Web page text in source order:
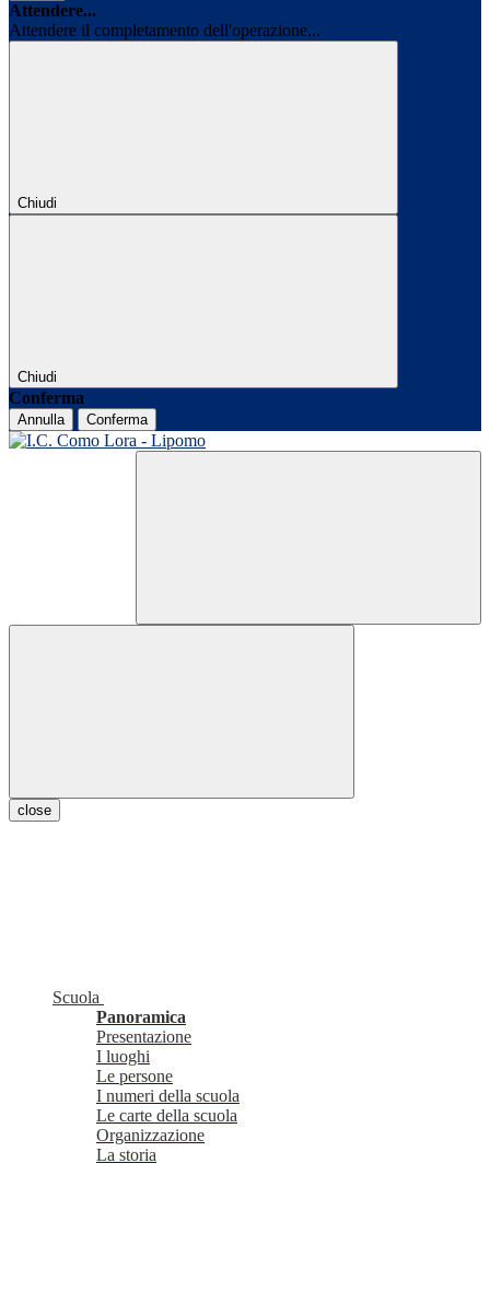
Attendere...
Attendere il completamento dell'operazione...
Chiudi
Chiudi
Conferma
Annulla Conferma
close
Scuola
Panoramica
Presentazione
I luoghi
Le persone
I numeri della scuola
Le carte della scuola
Organizzazione
La storia